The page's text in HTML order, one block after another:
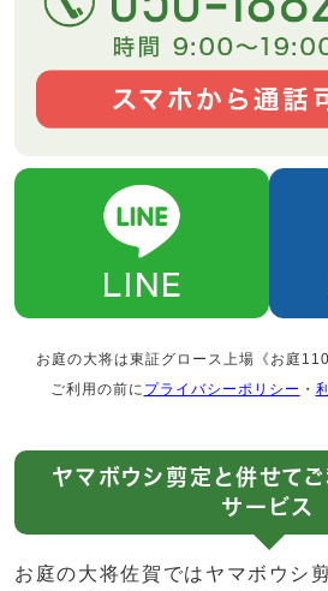
お庭の大将は東証グロース上場《お庭
ご利用の前に プライバシーポリシー ・
ヤマボウシ剪定と併せて
サービス
お庭の大将佐賀ではヤマボウシ